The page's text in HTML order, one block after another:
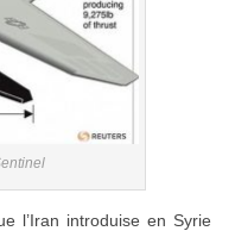
l’Iran introduise en Syrie